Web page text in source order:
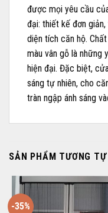
được mọi yêu cầu
đại: thiết kế đơn
diện tích căn hộ.
màu vân gỗ là
hiện đại. Đặc biệt,
sáng tự nhiên, cho
tràn ngập ánh sáng
SẢN PHẨM TƯƠNG TỰ
-35%